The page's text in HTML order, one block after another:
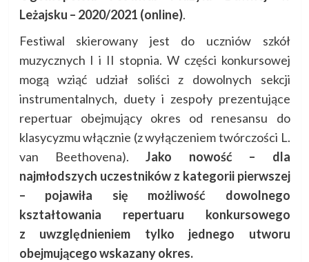
Leżajsku – 2020/2021 (online).
Festiwal skierowany jest do uczniów szkół
muzycznych I i II stopnia. W części konkursowej
mogą wziąć udział soliści z dowolnych sekcji
instrumentalnych, duety i zespoły prezentujące
repertuar obejmujący okres od renesansu do
klasycyzmu włącznie (z wyłączeniem twórczości L.
van Beethovena).Jako nowość – dla
najmłodszych uczestników z kategorii pierwszej
– pojawiła się możliwość dowolnego
kształtowania repertuaru konkursowego
z uwzględnieniem tylko jednego utworu
obejmującego wskazany okres.